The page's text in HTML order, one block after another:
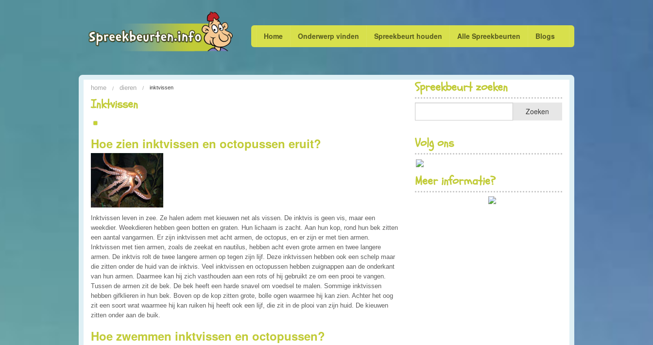
Home Onderwerp vinden Spreekbeurt houden Alle Spreekbeurten Blogs
home dieren inktvissen
Inktvissen
Hoe zien inktvissen en octopussen eruit?
Inktvissen leven in zee. Ze halen adem met kieuwen net als vissen. De inktvis is geen vis, maar een
weekdier. Weekdieren hebben geen botten en graten. Hun lichaam is zacht. Aan hun kop, rond hun bek zitten
een aantal vangarmen. Er zijn inktvissen met acht armen, de octopus, en er zijn er met tien armen.
Inktvissen met tien armen, zoals de zeekat en nautilus, hebben acht even grote armen en twee langere
armen. De inktvis rolt de twee langere armen op tegen zijn lijf. Deze inktvissen hebben ook een schelp maar
die zitten onder de huid van de inktvis. Veel inktvissen en octopussen hebben zuignappen aan de onderkant
van hun armen. Daarmee kan hij zich vasthouden aan een rots of hij gebruikt ze om een prooi te vangen.
Tussen de armen zit de bek. De bek heeft een harde snavel om voedsel te malen. Sommige inktvissen
hebben gifklieren in hun bek. Boven op de kop zitten grote, bolle ogen waarmee hij kan zien. Achter het oog
zit een soort wrat waarmee hij kan ruiken hij heeft ook een lijf, die zit in de plooi van zijn huid. De kieuwen
zitten onder aan de buik.
Hoe zwemmen inktvissen en octopussen?
Spreekbeurt zoeken
Volg ons
Meer informatie?